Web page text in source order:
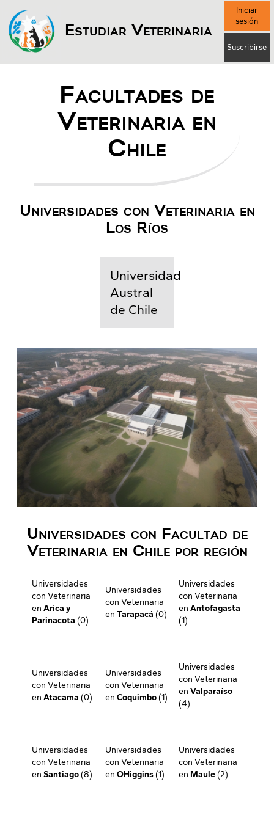
Estudiar Veterinaria
Iniciar
sesión
Suscribirse
Facultades de
Veterinaria en
Chile
Universidades con Veterinaria en
Los Ríos
Universidad
Austral
de Chile
Universidades con Facultad de
Veterinaria en Chile por región
Universidades
con Veterinaria
en Arica y
Parinacota (0)
Universidades
con Veterinaria
en Tarapacá (0)
Universidades
con Veterinaria
en Antofagasta
(1)
Universidades
con Veterinaria
en Atacama (0)
Universidades
con Veterinaria
en Coquimbo(1)
Universidades
con Veterinaria
en Valparaíso
(4)
Universidades
con Veterinaria
en Santiago(8)
Universidades
con Veterinaria
en OHiggins(1)
Universidades
con Veterinaria
en Maule(2)